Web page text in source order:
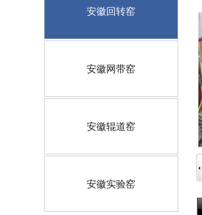
安徽回转窑
安徽网带窑
安徽辊道窑
安徽实验窑